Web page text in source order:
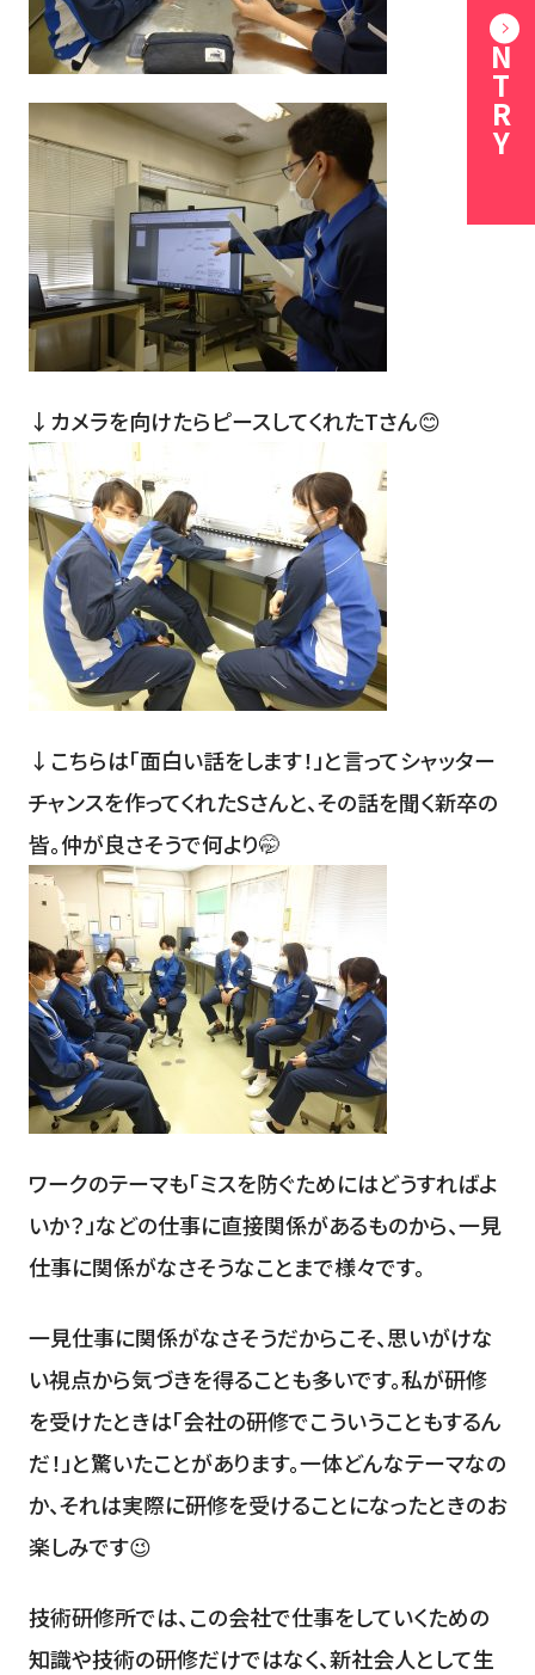
↓カメラを向けたらピースしてくれたTさん😊
↓こちらは「面白い話をします！」と言ってシャッター
チャンスを作ってくれたSさんと、その話を聞く新卒の
皆。仲が良さそうで何より🤭
ワークのテーマも「ミスを防ぐためにはどうすればよ
いか？」などの仕事に直接関係があるものから、一見
仕事に関係がなさそうなことまで様々です。
一見仕事に関係がなさそうだからこそ、思いがけな
い視点から気づきを得ることも多いです。私が研修
を受けたときは「会社の研修でこういうこともするん
だ！」と驚いたことがあります。一体どんなテーマなの
か、それは実際に研修を受けることになったときのお
楽しみです😉
技術研修所では、この会社で仕事をしていくための
知識や技術の研修だけではなく、新社会人として生
ENTRY